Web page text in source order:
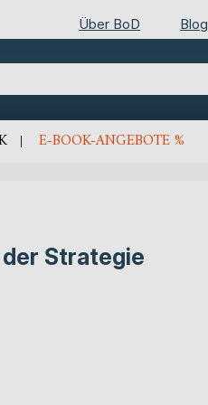
Über BoD Blog
E-BOOK-ANGEBOTE %
der Strategie